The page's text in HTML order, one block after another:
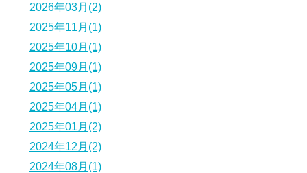
2026年03月(2)
2025年11月(1)
2025年10月(1)
2025年09月(1)
2025年05月(1)
2025年04月(1)
2025年01月(2)
2024年12月(2)
2024年08月(1)